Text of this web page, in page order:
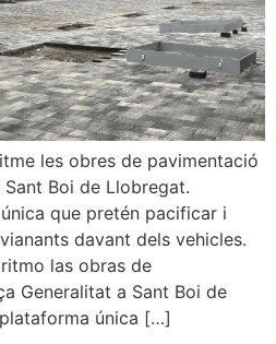
les obres de pavimentació
Boi de Llobregat.
que pretén pacificar i
davant dels vehicles.
las obras de
Generalitat a Sant Boi de
única […]